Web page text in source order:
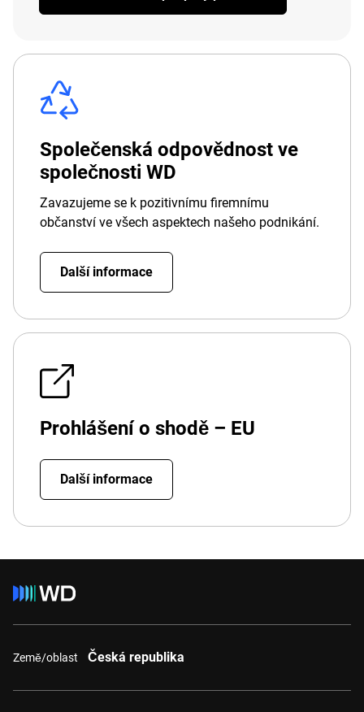
Společenská odpovědnost ve
společnosti WD
Zavazujeme se k pozitivnímu firemnímu
občanství ve všech aspektech našeho podnikání.
Další informace
Prohlášení o shodě – EU
Další informace
Země/oblast Česká republika